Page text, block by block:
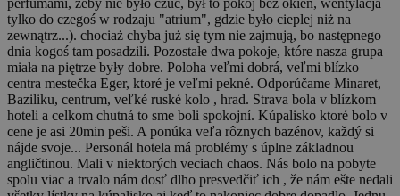
perfumami, żeby nie było czuć, był to pokój bez okien, wentylacja
tylko do czegoś w rodzaju "atrium", gdzie było cieplej niż na
zewnątrz...). chociaż chyba już się tym nie zajmują, bo następnego
dnia kogoś tam posadzili. Pozostałe dwa pokoje, które nasza grupa
miała na piętrze były dobre. Poloha veľmi dobrá, veľmi blízko
centra mestečka Eger, ktoré je veľmi pekné. Odporúčame Minaret,
Baziliku, centrum, veľké ruské kolo , hrad. Strava bola v blízkom
hoteli a celkom chutná to sme boli spokojní. Kúpalisko ktoré bolo v
cene je asi 20min peši. A ponúka veľa rôznych bazénov, každý si
nájde svoje... Personál hotela má problémy s úplne základnou
angličtinou. Mali v niektorých veciach chaos. Nás bolo na pobyte
spolu viac a trvalo nám dosť dlho presvedčiť ich , že nám ešte nedali